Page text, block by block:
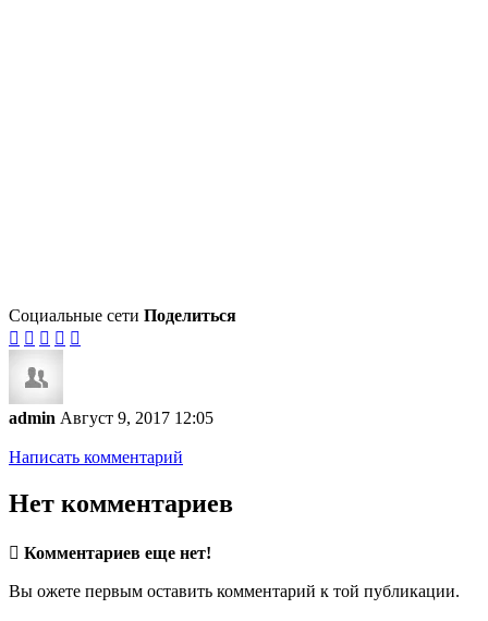
Социальные сети Поделиться
    
admin Август 9, 2017 12:05
Написать комментарий
Нет комментариев
 Комментариев еще нет!
Вы ожете первым оставить комментарий к той публикации.